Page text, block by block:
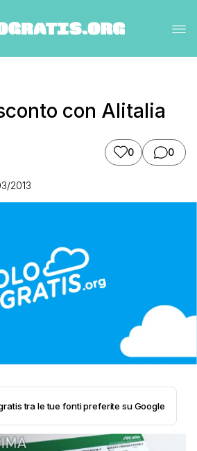
con Alitalia
0 0
2013
tra le tue fonti preferite su Google